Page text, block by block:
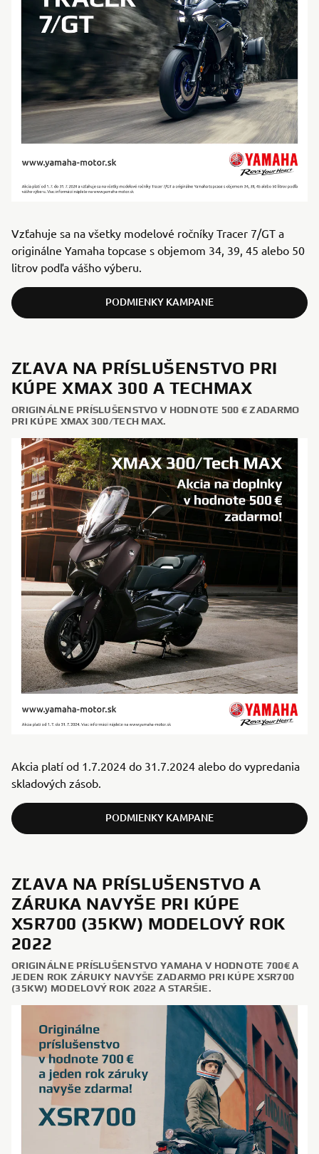
Vzťahuje sa na všetky modelové ročníky Tracer 7/GT a
originálne Yamaha topcase s objemom 34, 39, 45 alebo 50
litrov podľa vášho výberu.
PODMIENKY KAMPANE
ZĽAVA NA PRÍSLUŠENSTVO PRI
KÚPE XMAX 300 A TECHMAX
ORIGINÁLNE PRÍSLUŠENSTVO V HODNOTE 500 € ZADARMO
PRI KÚPE XMAX 300/TECH MAX.
Akcia platí od 1.7.2024 do 31.7.2024 alebo do vypredania
skladových zásob.
PODMIENKY KAMPANE
ZĽAVA NA PRÍSLUŠENSTVO A
ZÁRUKA NAVYŠE PRI KÚPE
XSR700 (35KW) MODELOVÝ ROK
2022
ORIGINÁLNE PRÍSLUŠENSTVO YAMAHA V HODNOTE 700€ A
JEDEN ROK ZÁRUKY NAVYŠE ZADARMO PRI KÚPE XSR700
(35KW) MODELOVÝ ROK 2022 A STARŠIE.